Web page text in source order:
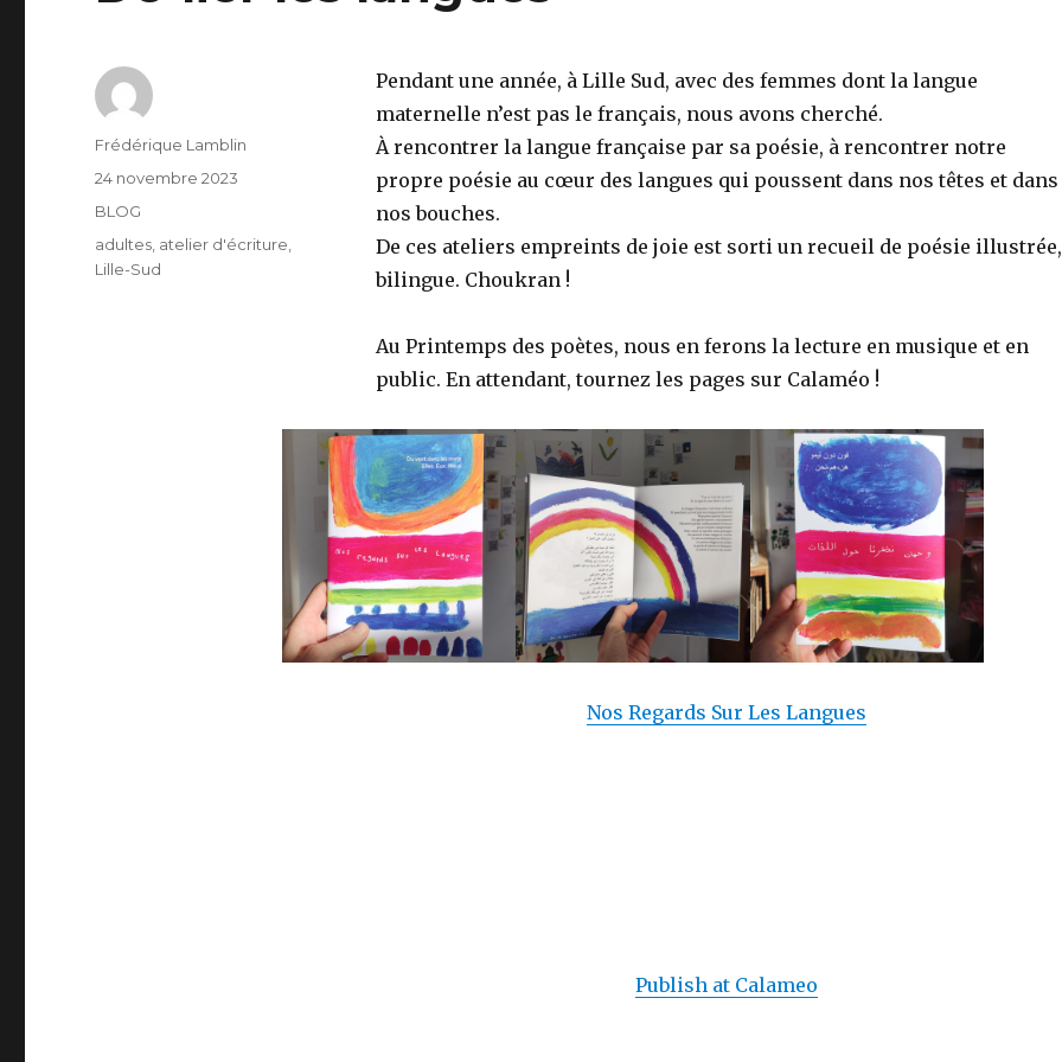
Pendant une année, à Lille Sud, avec des femmes dont la langue
maternelle n’est pas le français, nous avons cherché.
À rencontrer la langue française par sa poésie, à rencontrer notre
propre poésie au cœur des langues qui poussent dans nos têtes et dans
nos bouches.
De ces ateliers empreints de joie est sorti un recueil de poésie illustrée,
bilingue. Choukran !
Au Printemps des poètes, nous en ferons la lecture en musique et en
public. En attendant, tournez les pages sur Calaméo !
Nos Regards Sur Les Langues
Publish at Calameo
Auteur
Frédérique Lamblin
Publié
le
24 novembre 2023
Catégories
BLOG
Étiquettes
adultes, atelier d'écriture,
Lille-Sud